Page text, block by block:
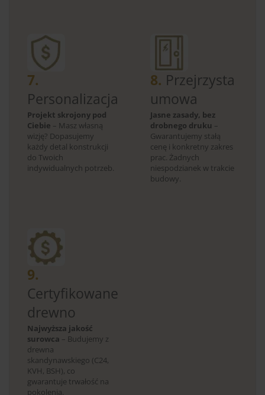
7.
Personalizacja
Projekt skrojony pod
Ciebie – Masz własną
wizję? Dopasujemy
każdy detal konstrukcji
do Twoich
indywidualnych potrzeb.
8. Przejrzysta
umowa
Jasne zasady, bez
drobnego druku –
Gwarantujemy stałą
cenę i konkretny zakres
prac. Żadnych
niespodzianek w trakcie
budowy.
9.
Certyfikowane
drewno
Najwyższa jakość
surowca – Budujemy z
drewna
skandynawskiego (C24,
KVH, BSH), co
gwarantuje trwałość na
pokolenia.